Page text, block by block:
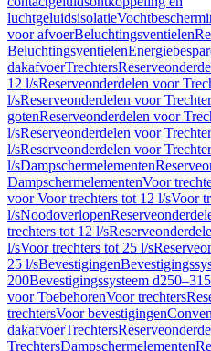
luchtgeluidsisolatie
voor afvoerBeluchtingsventielen
Beluchtingsventielen
dakafvoerTrechters
12 l/sReserveonderdelen voor
l/sReserveonderdelen voor
gotenReserveonderdelen voor
l/sReserveonderdelen voor
l/sReserveonderdelen voor
l/sDampschermelementen
DampschermelementenVoor
voor Voor trechters tot 12 l/sVoor
l/sNoodoverlopen
trechters tot 12 l/s
l/sVoor trechters tot 25 l/s
25 l/sBevestigingen
200Bevestigingssysteem d250–315
voor ToebehorenVoor trechters
trechtersVoor bevestigingen
dakafvoerTrechters
TrechtersDampschermelementen